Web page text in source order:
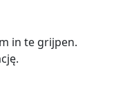
in te grijpen.